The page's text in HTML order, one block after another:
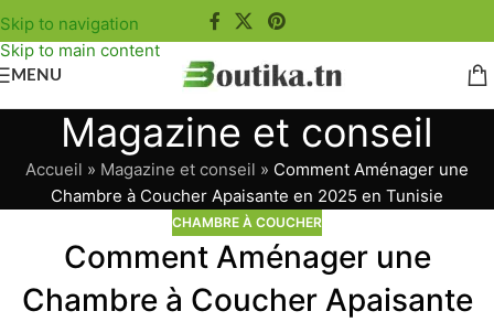
Skip to navigation
Skip to main content
MENU
Magazine et conseil
Accueil » Magazine et conseil » Comment Aménager une
Chambre à Coucher Apaisante en 2025 en Tunisie
CHAMBRE À COUCHER
Comment Aménager une
Chambre à Coucher Apaisante